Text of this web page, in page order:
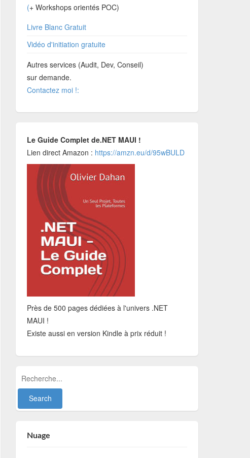
(+ Workshops orientés POC)
Livre Blanc Gratuit
Vidéo d'initiation gratuite
Autres services (Audit, Dev, Conseil)
sur demande.
Contactez moi !:
Le Guide Complet de.NET MAUI !
Lien direct Amazon : https://amzn.eu/d/95wBULD
Près de 500 pages dédiées à l'univers .NET
MAUI !
Existe aussi en version Kindle à prix réduit !
Nuage